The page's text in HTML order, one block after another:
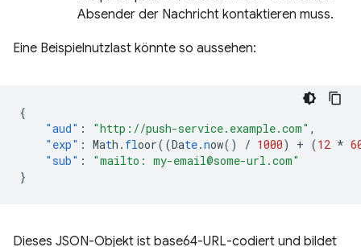
Absender der Nachricht kontaktieren muss.
Eine Beispielnutzlast könnte so aussehen:
{
"aud" : "http://push-service.example.com" ,
"exp" : Math. floor((Date.now() / 1000) + (12 *
"sub" :
"mailto: my-email@some-url.com"
}
Dieses JSON-Objekt ist base64-URL-codiert und bildet